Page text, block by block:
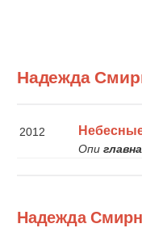
Надежда
2012
Опи
Надежда